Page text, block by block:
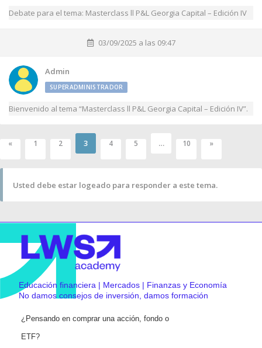
Debate para el tema: Masterclass ll P&L Georgia Capital – Edición IV
03/09/2025 a las 09:47
Admin
SUPERADMINISTRADOR
Bienvenido al tema “Masterclass ll P&L Georgia Capital – Edición IV”.
« 1 2 3 4 5 … 10 »
Usted debe estar logeado para responder a este tema.
Educación financiera | Mercados | Finanzas y Economía
No damos consejos de inversión, damos formación
¿Pensando en comprar una acción, fondo o
ETF?